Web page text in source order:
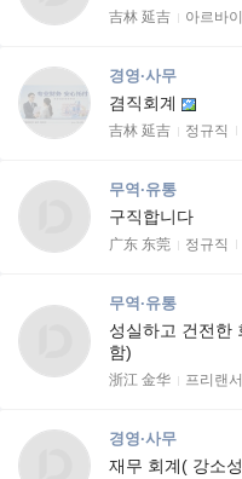
吉林 延吉 아르바
경영·사무
겸직회계
吉林 延吉 정규직
무역·유통
구직합니다
广东 东莞 정규직
무역·유통
성실하고 건전한
함)
浙江 金华 프리랜서
경영·사무
재무 회